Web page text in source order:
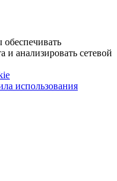
и анализировать сетевой
использования